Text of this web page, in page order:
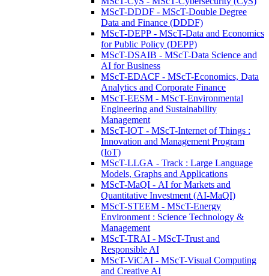
MScT-DDDF - MScT-Double Degree
Data and Finance (DDDF)
MScT-DEPP - MScT-Data and Economics
for Public Policy (DEPP)
MScT-DSAIB - MScT-Data Science and
AI for Business
MScT-EDACF - MScT-Economics, Data
Analytics and Corporate Finance
MScT-EESM - MScT-Environmental
Engineering and Sustainability
Management
MScT-IOT - MScT-Internet of Things :
Innovation and Management Program
(IoT)
MScT-LLGA - Track : Large Language
Models, Graphs and Applications
MScT-MaQI - AI for Markets and
Quantitative Investment (AI-MaQI)
MScT-STEEM - MScT-Energy
Environment : Science Technology &
Management
MScT-TRAI - MScT-Trust and
Responsible AI
MScT-ViCAI - MScT-Visual Computing
and Creative AI